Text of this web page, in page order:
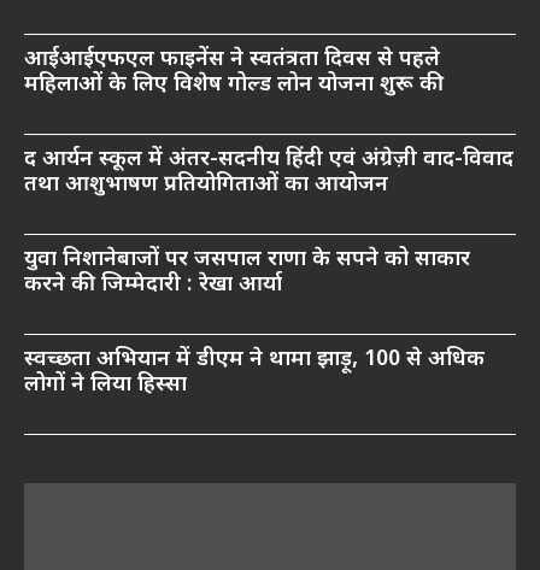
आईआईएफएल फाइनेंस ने स्वतंत्रता दिवस से पहले
महिलाओं के लिए विशेष गोल्ड लोन योजना शुरू की
द आर्यन स्कूल में अंतर-सदनीय हिंदी एवं अंग्रेज़ी वाद-विवाद
तथा आशुभाषण प्रतियोगिताओं का आयोजन
युवा निशानेबाजों पर जसपाल राणा के सपने को साकार
करने की जिम्मेदारी : रेखा आर्या
स्वच्छता अभियान में डीएम ने थामा झाड़ू, 100 से अधिक
लोगों ने लिया हिस्सा